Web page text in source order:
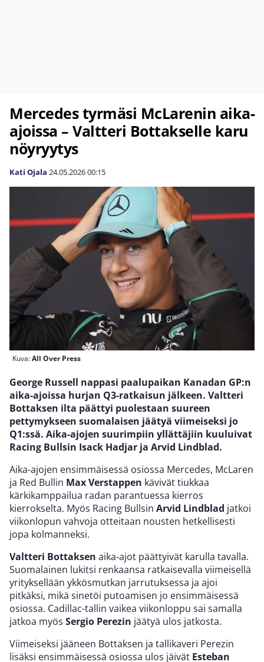
Mercedes tyrmäsi McLarenin aika-
ajoissa – Valtteri Bottakselle karu
nöyryytys
Kati Ojala 24.05.202600:15
Kuva:All Over Press
George Russell nappasi paalupaikan Kanadan GP:n
aika-ajoissa hurjan Q3-ratkaisun jälkeen. Valtteri
Bottaksen ilta päättyi puolestaan suureen
pettymykseen suomalaisen jäätyä viimeiseksi jo
Q1:ssä. Aika-ajojen suurimpiin yllättäjiin kuuluivat
Racing Bullsin Isack Hadjar ja Arvid Lindblad.
Aika-ajojen ensimmäisessä osiossa Mercedes, McLaren
ja Red Bullin Max Verstappen kävivät tiukkaa
kärkikamppailua radan parantuessa kierros
kierrokselta. Myös Racing Bullsin Arvid Lindblad jatkoi
viikonlopun vahvoja otteitaan nousten hetkellisesti
jopa kolmanneksi.
Valtteri Bottaksen aika-ajot päättyivät karulla tavalla.
Suomalainen lukitsi renkaansa ratkaisevalla viimeisellä
yrityksellään ykkösmutkan jarrutuksessa ja ajoi
pitkäksi, mikä sinetöi putoamisen jo ensimmäisessä
osiossa. Cadillac-tallin vaikea viikonloppu sai samalla
jatkoa myös Sergio Perezin jäätyä ulos jatkosta.
Viimeiseksi jääneen Bottaksen ja tallikaveri Perezin
lisäksi ensimmäisessä osiossa ulos jäivät Esteban